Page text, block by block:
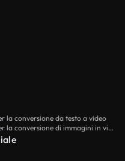
la conversione da testo a video
Flussi di lavoro di intelligenza artificiale per la conversione di immagini in video